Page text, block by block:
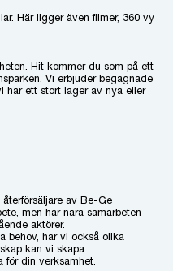
Här ligger även filmer, 360 vy
Hit kommer du som på ett
Vi erbjuder begagnade
har ett stort lager av nya eller
av Be-Ge
men har nära samarbeten
aktörer.
behov, har vi också olika
kan vi skapa
för din verksamhet.